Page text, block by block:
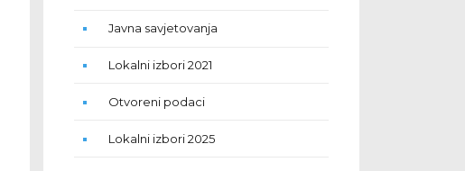
Javna savjetovanja
Lokalni izbori 2021
Otvoreni podaci
Lokalni izbori 2025